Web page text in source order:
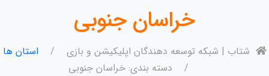
خراسان جنوبی
شتاب | شبکه توسعه دهندگان اپلیکیشن و بازی
استان ها
دسته بندی: خراسان جنوبی